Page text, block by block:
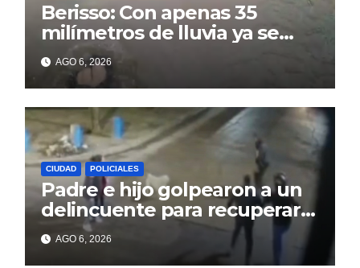
Berisso: Con apenas 35
milímetros de lluvia ya se
sienten los problemas
AGO 6, 2026
CIUDAD POLICIALES
Padre e hijo golpearon a un
delincuente para recuperar
un celular robado en Berisso
AGO 6, 2026